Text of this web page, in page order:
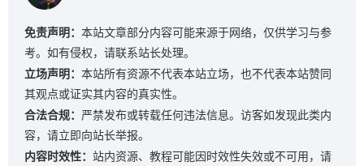
免责声明： 本站文章部分内容可能来源于网络，仅供学习与参
考。如有侵权，请联系站长处理。
立场声明： 本站所有资源不代表本站立场，也不代表本站赞同
其观点或证实其内容的真实性。
合法合规： 严禁发布或转载任何违法信息。访客如发现此类内
容，请立即向站长举报。
内容时效性： 站内资源、教程可能因时效性失效或不可用，请